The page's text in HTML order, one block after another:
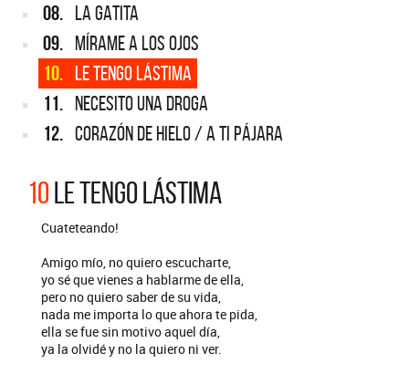
08. LA GATITA
09. MÍRAME A LOS OJOS
10. LE TENGO LÁSTIMA
11. NECESITO UNA DROGA
12. CORAZÓN DE HIELO / A TI PÁJARA
10LE TENGO LÁSTIMA
Cuateteando!
Amigo mío, no quiero escucharte,
yo sé que vienes a hablarme de ella,
pero no quiero saber de su vida,
nada me importa lo que ahora te pida,
ella se fue sin motivo aquel día,
ya la olvidé y no la quiero ni ver.